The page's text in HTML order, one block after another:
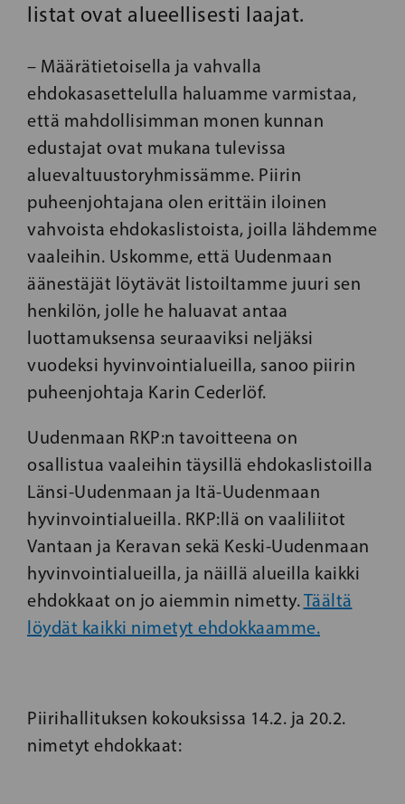
listat ovat alueellisesti laajat.
– Määrätietoisella ja vahvalla
ehdokasasettelulla haluamme varmistaa,
että mahdollisimman monen kunnan
edustajat ovat mukana tulevissa
aluevaltuustoryhmissämme. Piirin
puheenjohtajana olen erittäin iloinen
vahvoista ehdokaslistoista, joilla lähdemme
vaaleihin. Uskomme, että Uudenmaan
äänestäjät löytävät listoiltamme juuri sen
henkilön, jolle he haluavat antaa
luottamuksensa seuraaviksi neljäksi
vuodeksi hyvinvointialueilla, sanoo piirin
puheenjohtaja Karin Cederlöf.
Uudenmaan RKP:n tavoitteena on
osallistua vaaleihin täysillä ehdokaslistoilla
Länsi-Uudenmaan ja Itä-Uudenmaan
hyvinvointialueilla. RKP:llä on vaaliliitot
Vantaan ja Keravan sekä Keski-Uudenmaan
hyvinvointialueilla, ja näillä alueilla kaikki
ehdokkaat on jo aiemmin nimetty.Täältä
löydät kaikki nimetyt ehdokkaamme.
Piirihallituksen kokouksissa 14.2. ja 20.2.
nimetyt ehdokkaat: